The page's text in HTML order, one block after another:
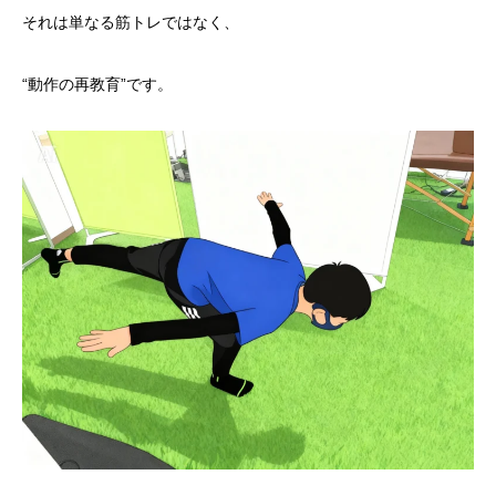
それは単なる筋トレではなく、
“動作の再教育”です。